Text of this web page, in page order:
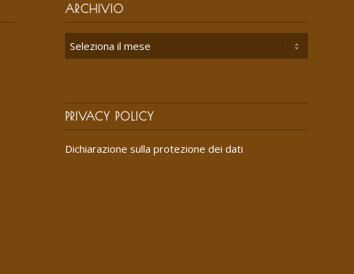
ARCHIVIO
PRIVACY POLICY
Dichiarazione sulla protezione dei dati